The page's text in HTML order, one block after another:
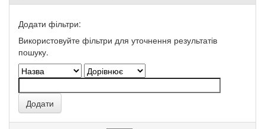
Додати фільтри:
Використовуйте фільтри для уточнення результатів
пошуку.